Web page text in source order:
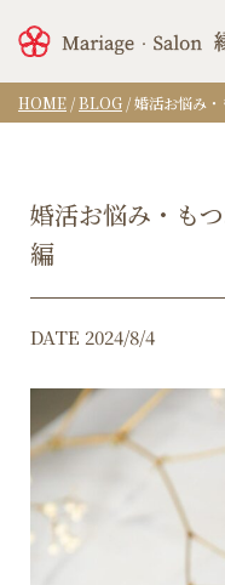
HOME /BLOG /婚活お悩み
婚活お悩み・も
編
DATE 2024/8/4